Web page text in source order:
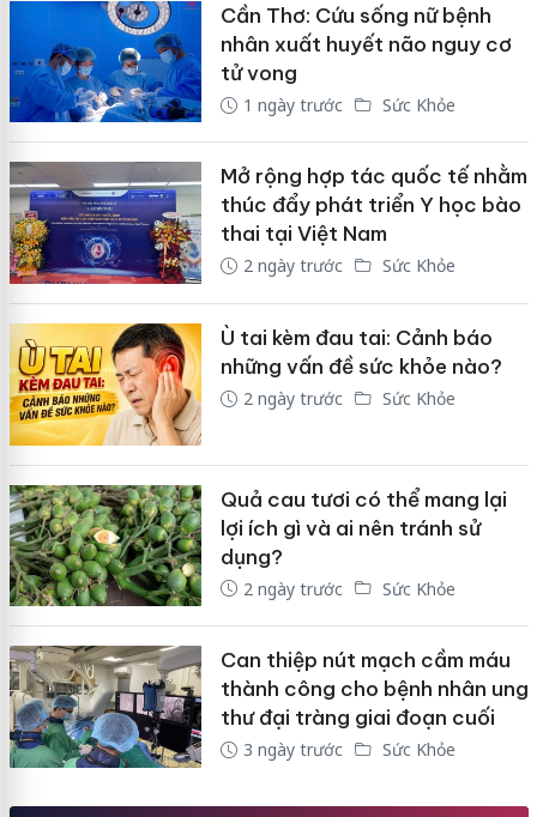
Cần Thơ: Cứu sống nữ bệnh
nhân xuất huyết não nguy cơ
tử vong
1 ngày trước Sức Khỏe
Mở rộng hợp tác quốc tế nhằm
thúc đẩy phát triển Y học bào
thai tại Việt Nam
2 ngày trước Sức Khỏe
Ù tai kèm đau tai: Cảnh báo
những vấn đề sức khỏe nào?
2 ngày trước Sức Khỏe
Quả cau tươi có thể mang lại
lợi ích gì và ai nên tránh sử
dụng?
2 ngày trước Sức Khỏe
Can thiệp nút mạch cầm máu
thành công cho bệnh nhân ung
thư đại tràng giai đoạn cuối
3 ngày trước Sức Khỏe